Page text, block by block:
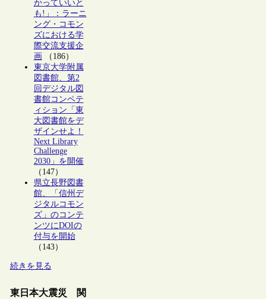
かっていいと
も!」：ラーニ
ング・コモン
ズにおける学
際交流支援企
画（186）
東京大学附属
図書館、第2
回デジタル図
書館コンペテ
ィション「東
大図書館をデ
ザインせよ！
Next Library
Challenge
2030」を開催
（147）
県立長野図書
館、「信州デ
ジタルコモン
ズ」のコンテ
ンツにDOIの
付与を開始
（143）
続きを見る
東日本大震災 関